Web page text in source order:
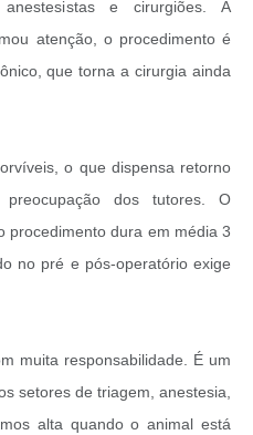
e cirurgiões. A
atenção, o procedimento é
que torna a cirurgia ainda
o que dispensa retorno
dos tutores. O
procedimento dura em média 3
no pré e pós-operatório exige
muita responsabilidade. É um
setores de triagem, anestesia,
alta quando o animal está